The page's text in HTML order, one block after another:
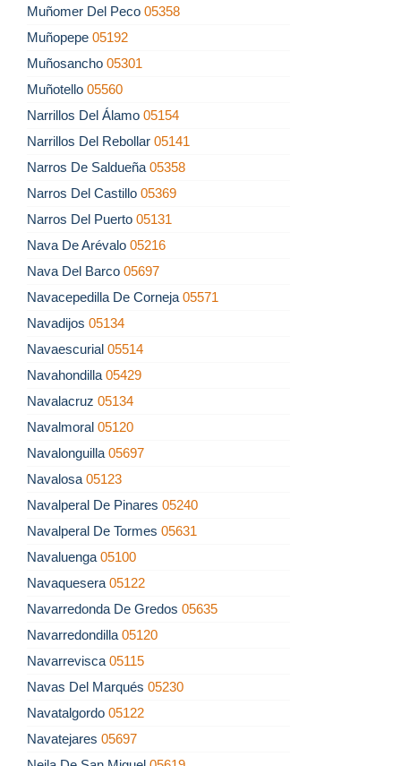
Muñomer Del Peco 05358
Muñopepe 05192
Muñosancho 05301
Muñotello 05560
Narrillos Del Álamo 05154
Narrillos Del Rebollar 05141
Narros De Saldueña 05358
Narros Del Castillo 05369
Narros Del Puerto 05131
Nava De Arévalo 05216
Nava Del Barco 05697
Navacepedilla De Corneja 05571
Navadijos 05134
Navaescurial 05514
Navahondilla 05429
Navalacruz 05134
Navalmoral 05120
Navalonguilla 05697
Navalosa 05123
Navalperal De Pinares 05240
Navalperal De Tormes 05631
Navaluenga 05100
Navaquesera 05122
Navarredonda De Gredos 05635
Navarredondilla 05120
Navarrevisca 05115
Navas Del Marqués 05230
Navatalgordo 05122
Navatejares 05697